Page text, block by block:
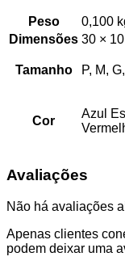
Peso
0,100
Dimensões 30 ×
Tamanho P, M,
Cor
Azul
Avaliações
Não há avaliações
Apenas clientes
podem deixar uma